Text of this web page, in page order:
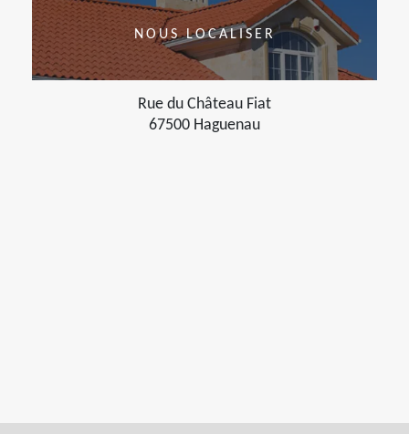
NOUS LOCALISER
Rue du Château Fiat
67500 Haguenau